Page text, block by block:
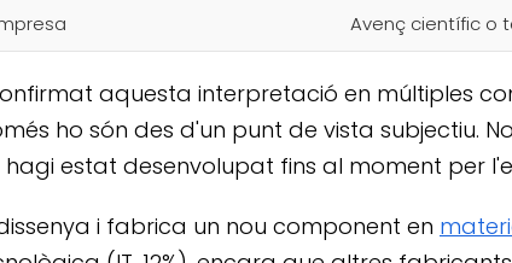
Avenç científic o
aquesta interpretació en múltiples
ho són des d'un punt de vista subjectiu.
estat desenvolupat fins al moment per
i fabrica un nou component en